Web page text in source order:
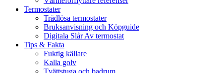
Termostater
Trådlösa termostater
Bruksanvisning och Köpguide
Digitala Slår Av termostat
Tips & Fakta
Fuktig källare
Kalla golv
Tvättstuga och badrum